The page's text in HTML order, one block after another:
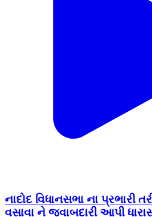
નાદોદ વિધાનસભા ના